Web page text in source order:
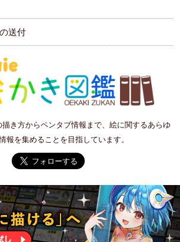
送付
き方からペンタブ情報まで、絵に関するあらゆ
報を集めることを目指しています。